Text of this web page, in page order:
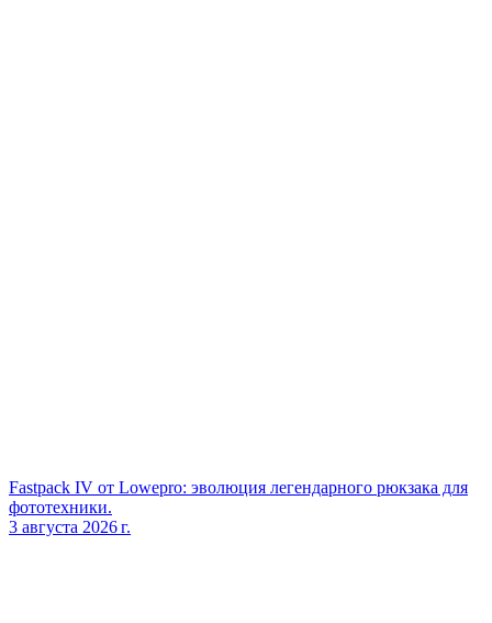
Fastpack IV от Lowepro: эволюция легендарного рюкзака для
фототехники.
3 августа 2026 г.